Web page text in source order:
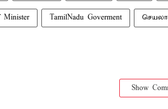
Minister TamilNadu Goverment
Show